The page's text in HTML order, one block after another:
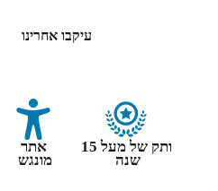
עיקבו אחרינו
ותק של מעל 15
שנה
אתר
מונגש